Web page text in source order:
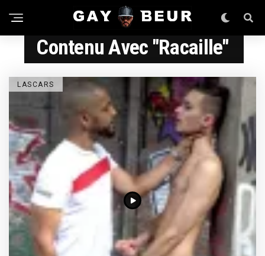
Contenu Avec "racaille"
LASCARS